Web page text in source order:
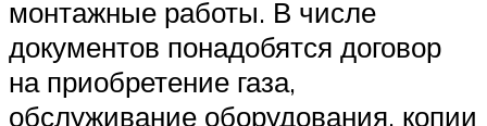
монтажные работы. В числе
документов понадобятся договор
на приобретение газа,
обслуживание оборудования, копии